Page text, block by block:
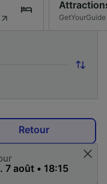
GetYourGuide
Retour